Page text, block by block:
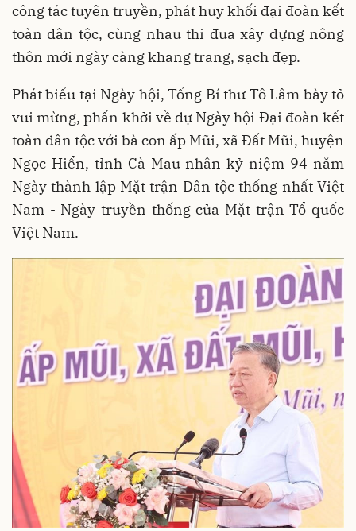
công tác tuyên truyền, phát huy khối đại đoàn kết
toàn dân tộc, cùng nhau thi đua xây dựng nông
thôn mới ngày càng khang trang, sạch đẹp.
Phát biểu tại Ngày hội, Tổng Bí thư Tô Lâm bày tỏ
vui mừng, phấn khởi về dự Ngày hội Đại đoàn kết
toàn dân tộc với bà con ấp Mũi, xã Đất Mũi, huyện
Ngọc Hiển, tỉnh Cà Mau nhân kỷ niệm 94 năm
Ngày thành lập Mặt trận Dân tộc thống nhất Việt
Nam - Ngày truyền thống của Mặt trận Tổ quốc
Việt Nam.